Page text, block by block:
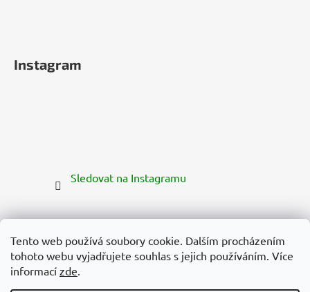
Tento web používá soubory cookie. Dalším procházením
tohoto webu vyjadřujete souhlas s jejich používáním. Více
informací zde.
Instagram
Sledovat na Instagramu